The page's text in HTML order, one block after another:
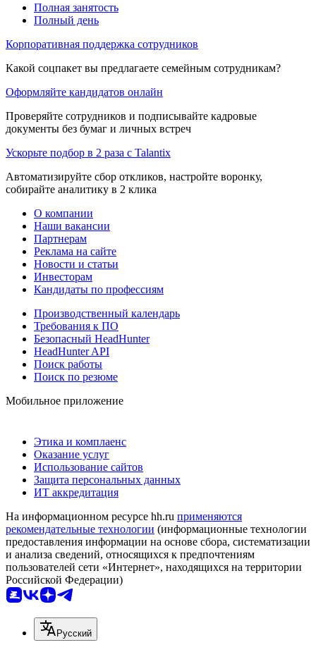
Полная занятость
Полный день
Корпоративная поддержка сотрудников
Какой соцпакет вы предлагаете семейным сотрудникам?
Оформляйте кандидатов онлайн
Проверяйте сотрудников и подписывайте кадровые
документы без бумаг и личных встреч
Ускорьте подбор в 2 раза с Talantix
Автоматизируйте сбор откликов, настройте воронку,
собирайте аналитику в 2 клика
О компании
Наши вакансии
Партнерам
Реклама на сайте
Новости и статьи
Инвесторам
Кандидаты по профессиям
Производственный календарь
Требования к ПО
Безопасный HeadHunter
HeadHunter API
Поиск работы
Поиск по резюме
Мобильное приложение
Этика и комплаенс
Оказание услуг
Использование сайтов
Защита персональных данных
ИТ аккредитация
На информационном ресурсе hh.ru применяются
рекомендательные технологии (информационные технологии
предоставления информации на основе сбора, систематизации
и анализа сведений, относящихся к предпочтениям
пользователей сети «Интернет», находящихся на территории
Российской Федерации)
Русский